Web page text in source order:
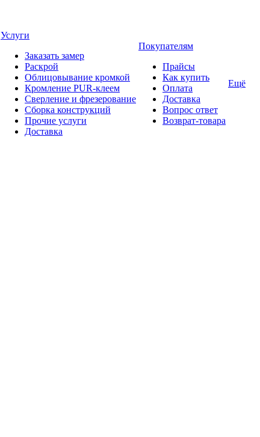
Услуги
Заказать замер
Раскрой
Облицовывание кромкой
Кромление PUR-клеем
Сверление и фрезерование
Сборка конструкций
Прочие услуги
Доставка
Покупателям
Прайсы
Как купить
Оплата
Доставка
Вопрос ответ
Возврат-товара
Ещё